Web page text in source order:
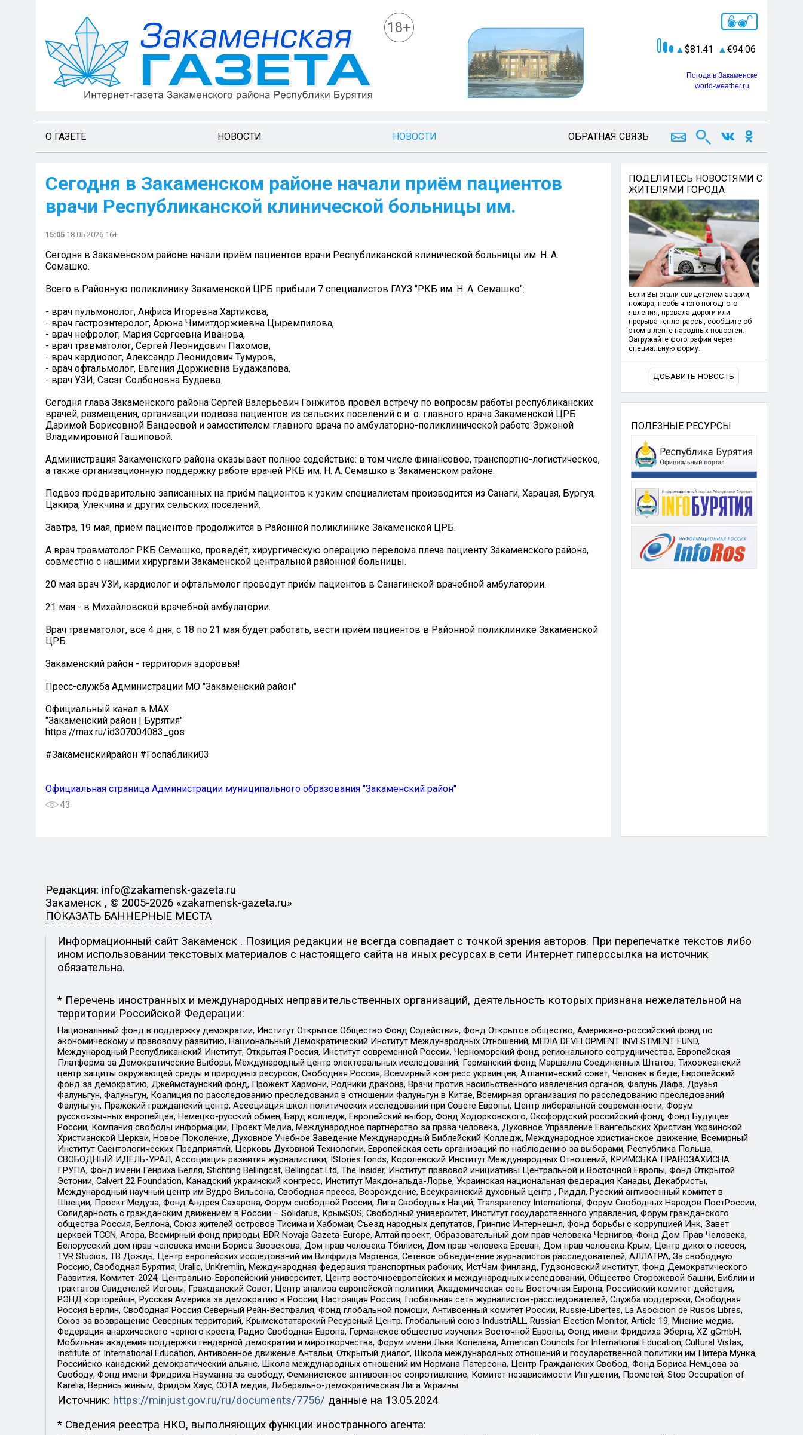
18+
81.41 94.06
Погода в Закаменске
world-weather.ru
О ГАЗЕТЕ НОВОСТИ НОВОСТИ ОБРАТНАЯ СВЯЗЬ
Сегодня в Закаменском районе начали приём пациентов
врачи Республиканской клинической больницы им.
15:05 18.05.2026 16+
Сегодня в Закаменском районе начали приём пациентов врачи Республиканской клинической больницы им. Н. А.
Семашко.
Всего в Районную поликлинику Закаменской ЦРБ прибыли 7 специалистов ГАУЗ "РКБ им. Н. А. Семашко":
- врач пульмонолог, Анфиса Игоревна Хартикова,
- врач гастроэнтеролог, Арюна Чимитдоржиевна Цыремпилова,
- врач нефролог, Мария Сергеевна Иванова,
- врач травматолог, Сергей Леонидович Пахомов,
- врач кардиолог, Александр Леонидович Тумуров,
- врач офтальмолог, Евгения Доржиевна Будажапова,
- врач УЗИ, Сэсэг Солбоновна Будаева.
Сегодня глава Закаменского района Сергей Валерьевич Гонжитов провёл встречу по вопросам работы республиканских
врачей, размещения, организации подвоза пациентов из сельских поселений с и. о. главного врача Закаменской ЦРБ
Даримой Борисовной Бандеевой и заместителем главного врача по амбулаторно-поликлинической работе Эрженой
Владимировной Гашиповой.
Администрация Закаменского района оказывает полное содействие: в том числе финансовое, транспортно-логистическое,
а также организационную поддержку работе врачей РКБ им. Н. А. Семашко в Закаменском районе.
Подвоз предварительно записанных на приём пациентов к узким специалистам производится из Санаги, Харацая, Бургуя,
Цакира, Улекчина и других сельских поселений.
Завтра, 19 мая, приём пациентов продолжится в Районной поликлинике Закаменской ЦРБ.
А врач травматолог РКБ Семашко, проведёт, хирургическую операцию перелома плеча пациенту Закаменского района,
совместно с нашими хирургами Закаменской центральной районной больницы.
20 мая врач УЗИ, кардиолог и офтальмолог проведут приём пациентов в Санагинской врачебной амбулатории.
21 мая - в Михайловской врачебной амбулатории.
Врач травматолог, все 4 дня, с 18 по 21 мая будет работать, вести приём пациентов в Районной поликлинике Закаменской
ЦРБ.
Закаменский район - территория здоровья!
Пресс-служба Администрации МО "Закаменский район"
Официальный канал в МАХ
"Закаменский район | Бурятия"
https://max.ru/id307004083_gos
#Закаменскийрайон #Госпаблики03
Официальная страница Администрации муниципального образования "Закаменский район"
43
ПОДЕЛИТЕСЬ НОВОСТЯМИ С
ЖИТЕЛЯМИ ГОРОДА
Если Вы стали свидетелем аварии,
пожара, необычного погодного
явления, провала дороги или
прорыва теплотрассы, сообщите об
этом в ленте народных новостей.
Загружайте фотографии через
специальную форму.
ДОБАВИТЬ НОВОСТЬ
ПОЛЕЗНЫЕ РЕСУРСЫ
Редакция: info@zakamensk-gazeta.ru
Закаменск , © 2005-2026 «zakamensk-gazeta.ru»
ПОКАЗАТЬ БАННЕРНЫЕ МЕСТА
Информационный сайт Закаменск . Позиция редакции не всегда совпадает с точкой зрения авторов. При перепечатке текстов либо
ином использовании текстовых материалов с настоящего сайта на иных ресурсах в сети Интернет гиперссылка на источник
обязательна.
* Перечень иностранных и международных неправительственных организаций, деятельность которых признана нежелательной на
территории Российской Федерации:
Национальный фонд в поддержку демократии, Институт Открытое Общество Фонд Содействия, Фонд Открытое общество, Американо-российский фонд по
экономическому и правовому развитию, Национальный Демократический Институт Международных Отношений, MEDIA DEVELOPMENT INVESTMENT FUND,
Международный Республиканский Институт, Открытая Россия, Институт современной России, Черноморский фонд регионального сотрудничества, Европейская
Платформа за Демократические Выборы, Международный центр электоральных исследований, Германский фонд Маршалла Соединенных Штатов, Тихоокеанский
центр защиты окружающей среды и природных ресурсов, Свободная Россия, Всемирный конгресс украинцев, Атлантический совет, Человек в беде, Европейский
фонд за демократию, Джеймстаунский фонд, Прожект Хармони, Родники дракона, Врачи против насильственного извлечения органов, Фалунь Дафа, Друзья
Фалуньгун, Фалуньгун, Коалиция по расследованию преследования в отношении Фалуньгун в Китае, Всемирная организация по расследованию преследований
Фалуньгун, Пражский гражданский центр, Ассоциация школ политических исследований при Совете Европы, Центр либеральной современности, Форум
русскоязычных европейцев, Немецко-русский обмен, Бард колледж, Европейский выбор, Фонд Ходорковского, Оксфордский российский фонд, Фонд Будущее
России, Компания свободы информации, Проект Медиа, Международное партнерство за права человека, Духовное Управление Евангельских Христиан Украинской
Христианской Церкви, Новое Поколение, Духовное Учебное Заведение Международный Библейский Колледж, Международное христианское движение, Всемирный
Институт Саентологических Предприятий, Церковь Духовной Технологии, Европейская сеть организаций по наблюдению за выборами, Республика Польша,
СВОБОДНЫЙ ИДЕЛЬ-УРАЛ, Ассоциация развития журналистики, IStories fonds, Королевский Институт Международных Отношений, КРИМСЬКА ПРАВОЗАХИСНА
ГРУПА, Фонд имени Генриха Бёлля, Stichting Bellingcat, Bellingcat Ltd, The Insider, Институт правовой инициативы Центральной и Восточной Европы, Фонд Открытой
Эстонии, Calvert 22 Foundation, Канадский украинский конгресс, Институт Макдональда-Лорье, Украинская национальная федерация Канады, Декабристы,
Международный научный центр им Вудро Вильсона, Свободная пресса, Возрождение, Всеукраинский духовный центр , Риддл, Русский антивоенный комитет в
Швеции, Проект Медуза, Фонд Андрея Сахарова, Форум свободной России, Лига Свободных Наций, Transparеncy International, Форум Свободных Народов ПостРоссии,
Солидарность с гражданским движением в России – Solidarus, КрымSOS, Свободный университет, Институт государственного управления, Форум гражданского
общества Россия, Беллона, Союз жителей островов Тисима и Хабомаи, Съезд народных депутатов, Гринпис Интернешнл, Фонд борьбы с коррупцией Инк, Завет
церквей TCCN, Агора, Всемирный фонд природы, BDR Novaja Gazeta-Europe, Алтай проект, Образовательный дом прав человека Чернигов, Фонд Дом Прав Человека,
Белорусский дом прав человека имени Бориса Звозскова, Дом прав человека Тбилиси, Дом прав человека Ереван, Дом прав человека Крым, Центр дикого лосося,
TVR Studios, ТВ Дождь, Центр европейских исследований им Вилфрида Мартенса, Сетевое объединение журналистов расследователей, АЛЛАТРА, За свободную
Россию, Свободная Бурятия, Uralic, UnKremlin, Международная федерация транспортных рабочих, ИстЧам Финланд, Гудзоновский институт, Фонд Демократического
Развития, Комитет-2024, Центрально-Европейский университет, Центр восточноевропейских и международных исследований, Общество Сторожевой башни, Библии и
трактатов Свидетелей Иеговы, Гражданский Совет, Центр анализа европейской политики, Академическая сеть Восточная Европа, Российский комитет действия,
РЭНД корпорейшн, Русская Америка за демократию в России, Настоящая Россия, Глобальная сеть журналистов-расследователей, Служба поддержки, Свободная
Россия Берлин, Свободная Россия Северный Рейн-Вестфалия, Фонд глобальной помощи, Антивоенный комитет России, Russie-Libertes, La Asocicion de Rusos Libres,
Союз за возвращение Северных территорий, Крымскотатарский Ресурсный Центр, Глобальный союз IndustriALL, Russian Election Monitor, Article 19, Мнение медиа,
Федерация анархического черного креста, Радио Свободная Европа, Германское общество изучения Восточной Европы, Фонд имени Фридриха Эберта, XZ gGmbH,
Мобильная академия поддержки гендерной демократии и миротворчества, Форум имени Льва Копелева, American Councils for International Education, Cultural Vistas,
Institute of International Education, Антивоенное движение Антальи, Открытый диалог, Школа международных отношений и государственной политики им Питера Мунка,
Российско-канадский демократический альянс, Школа международных отношений им Нормана Патерсона, Центр Гражданских Свобод, Фонд Бориса Немцова за
Свободу, Фонд имени Фридриха Науманна за свободу, Феминистское антивоенное сопротивление, Комитет независимости Ингушетии, Прометей, Stop Occupation of
Karelia, Вернись живым, Фридом Хаус, СОТА медиа, Либерально-демократическая Лига Украины
Источник: https://minjust.gov.ru/ru/documents/7756/ данные на 13.05.2024
* Сведения реестра НКО, выполняющих функции иностранного агента: